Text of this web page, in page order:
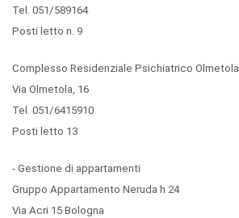
Tel. 051/589164
Posti letto n. 9
Complesso Residenziale Psichiatrico Olmetola
Via Olmetola, 16
Tel. 051/6415910
Posti letto 13
- Gestione di appartamenti
Gruppo Appartamento Neruda h 24
Via Acri 15 Bologna